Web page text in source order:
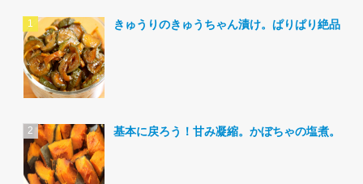
きゅうりのきゅうちゃん漬け。ぱりぱり絶品。
基本に戻ろう！甘み凝縮。かぼちゃの塩煮。